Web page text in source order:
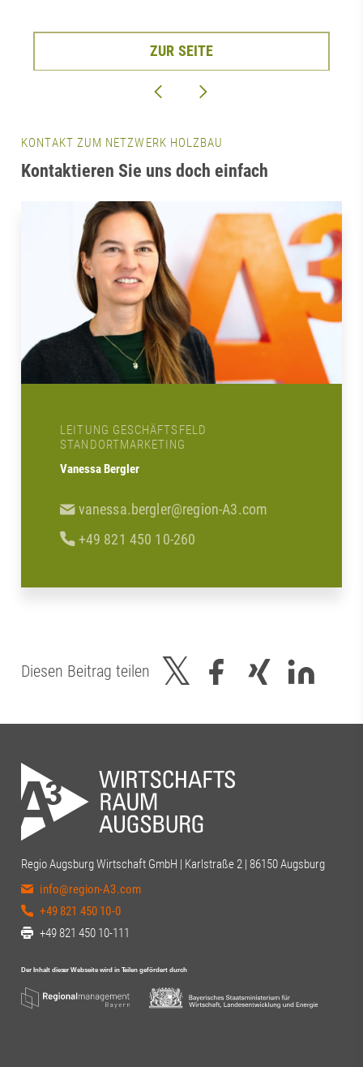
ZUR SEITE
KONTAKT ZUM NETZWERK HOLZBAU
Kontaktieren Sie uns doch einfach
LEITUNG GESCHÄFTSFELD
STANDORTMARKETING
Vanessa Bergler
vanessa.bergler@region-A3.com
+49 821 450 10-260
Diesen Beitrag teilen
Regio Augsburg Wirtschaft GmbH | Karlstraße 2 | 86150 Augsburg
info@region-A3.com
+49 821 450 10-0
+49 821 450 10-111